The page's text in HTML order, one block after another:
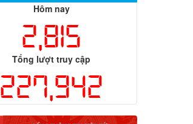
Hôm nay
2,815
Tổng lượt truy cập
227,942